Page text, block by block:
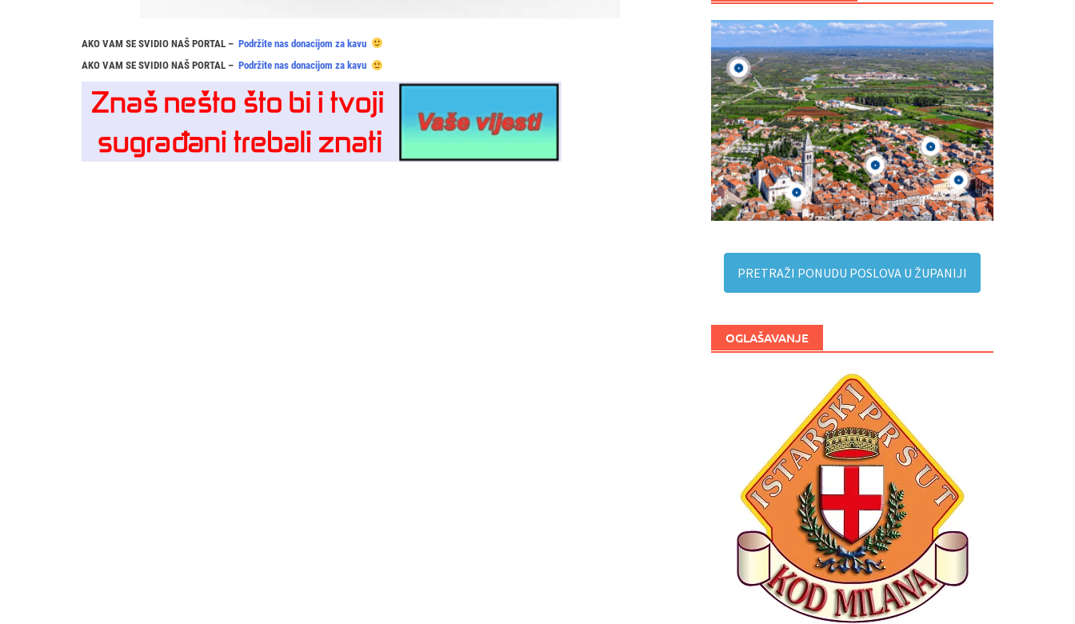
AKO VAM SE SVIDIO NAŠ PORTAL – Podržite nas donacijom za kavu
AKO VAM SE SVIDIO NAŠ PORTAL – Podržite nas donacijom za kavu
PRETRAŽI PONUDU POSLOVA U ŽUPANIJI
OGLAŠAVANJE